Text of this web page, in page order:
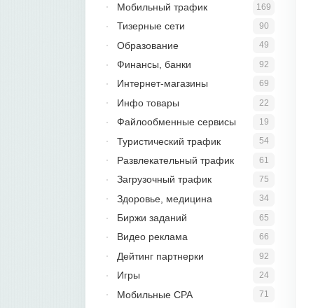
169
Мобильный трафик
90
Тизерные сети
49
Образование
92
Финансы, банки
69
Интернет-магазины
22
Инфо товары
19
Файлообменные сервисы
54
Туристический трафик
61
Развлекательный трафик
75
Загрузочный трафик
34
Здоровье, медицина
65
Биржи заданий
66
Видео реклама
92
Дейтинг партнерки
24
Игры
71
Мобильные CPA